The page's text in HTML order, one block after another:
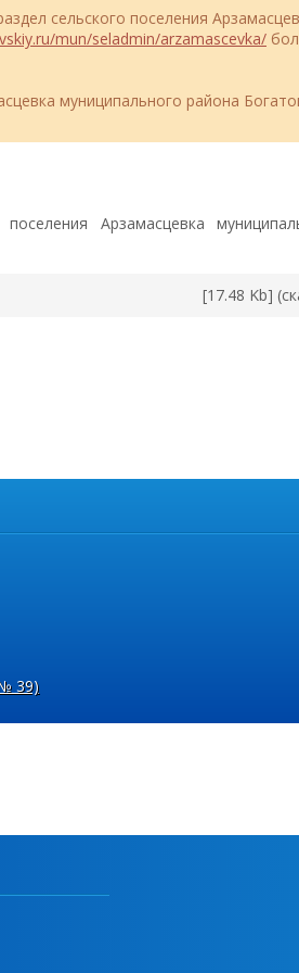
сельского поселения
mun/seladmin/arzamascevka/
муниципального района
Арзамасцевка
[17.48 Kb]
39)